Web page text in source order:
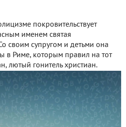
покровительствует
именем святая
своим супругом и детьми она
в Риме, которым правил на тот
лютый гонитель христиан.